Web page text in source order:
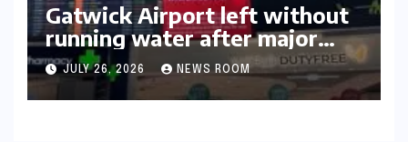
Gatwick Airport left without
running water after major
outage​​
JULY 26, 2026 NEWS ROOM